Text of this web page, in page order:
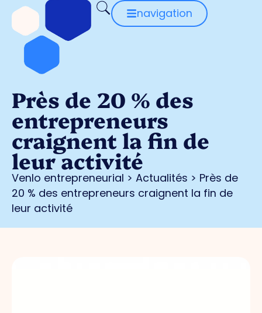
navigation
Près de 20 % des
entrepreneurs
craignent la fin de
leur activité
Venlo entrepreneurial > Actualités > Près de
20 % des entrepreneurs craignent la fin de
leur activité